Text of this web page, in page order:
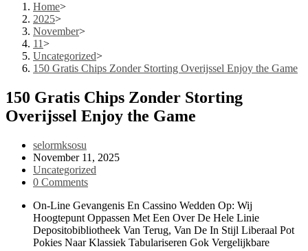
Home>
2025>
November>
11>
Uncategorized>
150 Gratis Chips Zonder Storting Overijssel Enjoy the Game
150 Gratis Chips Zonder Storting
Overijssel Enjoy the Game
Post
author:
selormksosu
Post
published:
November 11, 2025
Post
category:
Uncategorized
Post
0 Comments
On-Line Gevangenis En Cassino Wedden Op: Wij
Hoogtepunt Oppassen Met Een Over De Hele Linie
Depositobibliotheek Van Terug, Van De In Stijl Liberaal Pot
Pokies Naar Klassiek Tabulariseren Gok Vergelijkbare